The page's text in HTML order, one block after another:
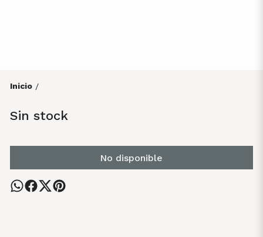
Inicio /
Sin stock
No disponible